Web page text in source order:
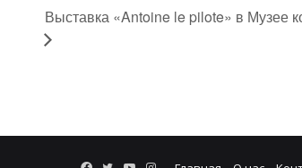
Выставка «Antoine le pilote» в Музее